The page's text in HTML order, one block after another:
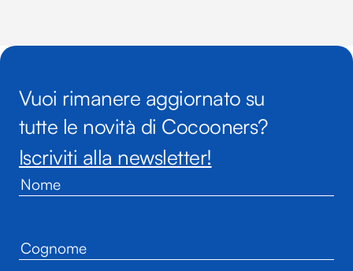
Vuoi rimanere aggiornato su
tutte le novità di Cocooners?
Iscriviti alla newsletter!